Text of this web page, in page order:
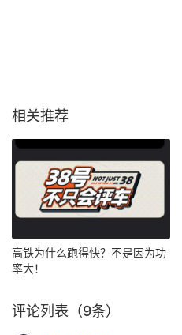
相关推荐
高铁为什么跑得快？不是因为功
率大！
评论列表（9条）